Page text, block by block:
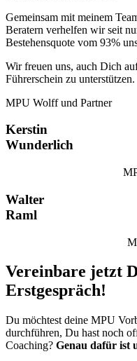
Gemeinsam mit meinem
Beratern verhelfen wir seit
Bestehensquote vom 93%
Wir freuen uns, auch Dich
Führerschein zu unterstützen.
MPU Wolff und Partner
Kerstin
Wunderlich
Walter
Raml
Vereinbare jetzt
Erstgespräch!
Du möchtest deine MPU
durchführen, Du hast noch
Coaching? Genau dafür ist